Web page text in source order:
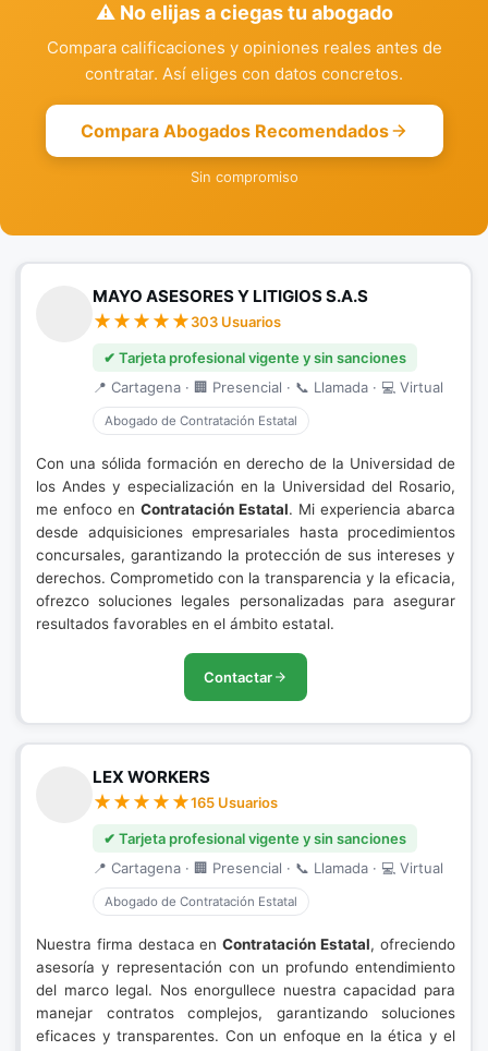
⚠️ No elijas a ciegas tu abogado
Compara calificaciones y opiniones reales antes de
contratar. Así eliges con datos concretos.
Compara Abogados Recomendados
Sin compromiso
MAYO ASESORES Y LITIGIOS S.A.S
303 Usuarios
✔ Tarjeta profesional vigente y sin sanciones
📍 Cartagena · 🏢 Presencial · 📞 Llamada · 💻 Virtual
Abogado de Contratación Estatal
Con una sólida formación en derecho de la Universidad de
los Andes y especialización en la Universidad del Rosario,
me enfoco en Contratación Estatal. Mi experiencia abarca
desde adquisiciones empresariales hasta procedimientos
concursales, garantizando la protección de sus intereses y
derechos. Comprometido con la transparencia y la eficacia,
ofrezco soluciones legales personalizadas para asegurar
resultados favorables en el ámbito estatal.
Contactar
LEX WORKERS
165 Usuarios
✔ Tarjeta profesional vigente y sin sanciones
📍 Cartagena · 🏢 Presencial · 📞 Llamada · 💻 Virtual
Abogado de Contratación Estatal
Nuestra firma destaca enContratación Estatal, ofreciendo
asesoría y representación con un profundo entendimiento
del marco legal. Nos enorgullece nuestra capacidad para
manejar contratos complejos, garantizando soluciones
eficaces y transparentes. Con un enfoque en la ética y el